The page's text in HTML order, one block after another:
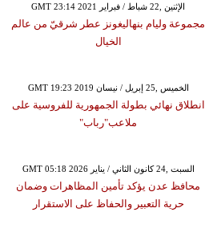
GMT 23:14 2021 الإثنين ,22 شباط / فبراير
مجموعة وليام بنهاليغونز عطر شرقيّ من عالم
الخيال
GMT 19:23 2019 الخميس ,25 إبريل / نيسان
انطلاق نهائي بطولة الجمهورية للفروسية على
ملاعب"رباب"
GMT 05:18 2026 السبت ,24 كانون الثاني / يناير
محافظ عدن يؤكد تأمين المظاهرات وضمان
حرية التعبير والحفاظ على الاستقرار